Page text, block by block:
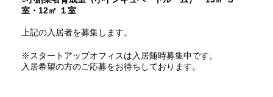
室・12㎡ １室
上記の入居者を募集します。
※スタートアップオフィスは入居随時募集中です。
入居希望の方のご応募をお待ちしております。